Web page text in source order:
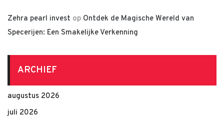
Zehra pearl invest op Ontdek de Magische Wereld van
Specerijen: Een Smakelijke Verkenning
ARCHIEF
augustus 2026
juli 2026